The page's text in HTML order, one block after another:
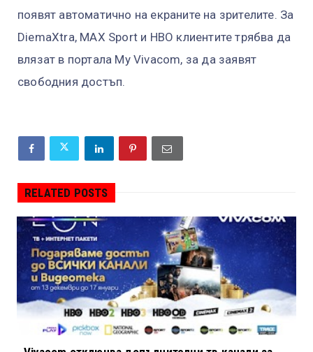
появят автоматично на екраните на зрителите. За
DiemaXtra, MAX Sport и HBO клиентите трябва да
влязат в портала My Vivacom, за да заявят
свободния достъп.
RELATED POSTS